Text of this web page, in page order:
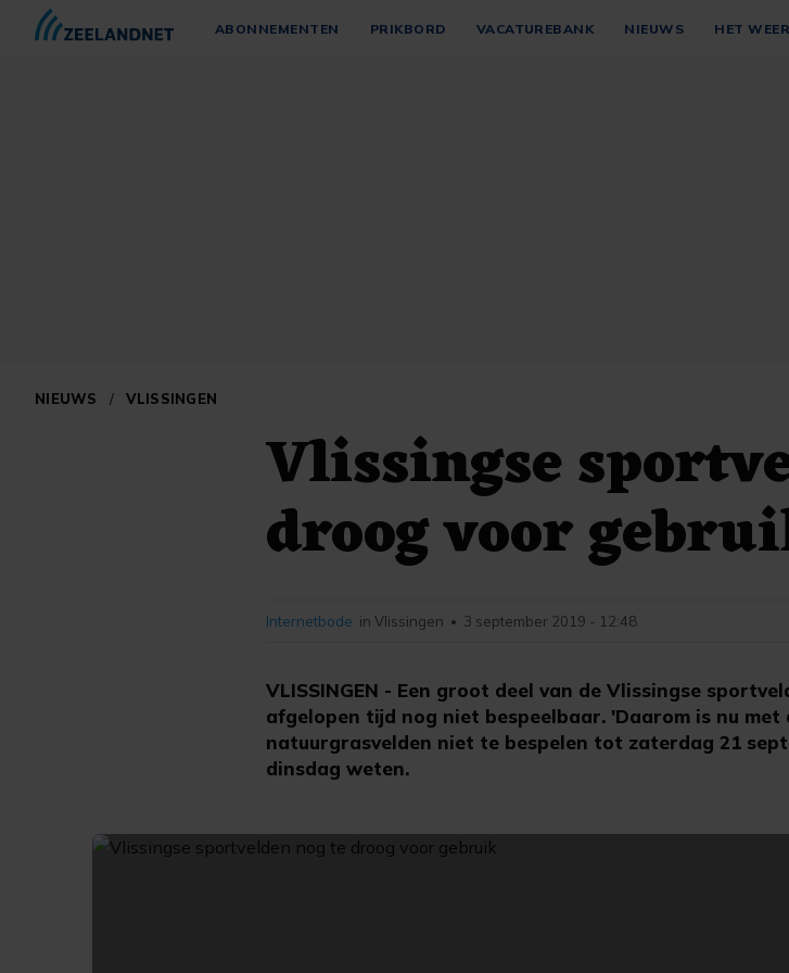
ABONNEMENTEN PRIKBORD VACATUREBANK NIEUWS HET WEER
NIEUWS / VLISSINGEN
Vlissingse
droog voor
VLISSINGEN - Een groot deel van de Vlissingse
afgelopen tijd nog niet bespeelbaar. 'Daarom is nu
natuurgrasvelden niet te bespelen tot zaterdag 21
dinsdag weten.
Internetbode in Vlissingen • 3 september 2019 - 12:48